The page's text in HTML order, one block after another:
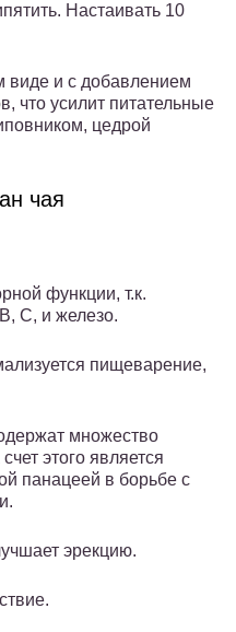
Настаивать 10
виде и с добавлением
что усилит питательные
цедрой
чая
функции, т.к.
С, и железо.
пищеварение,
множество
этого является
панацеей в борьбе с
эрекцию.